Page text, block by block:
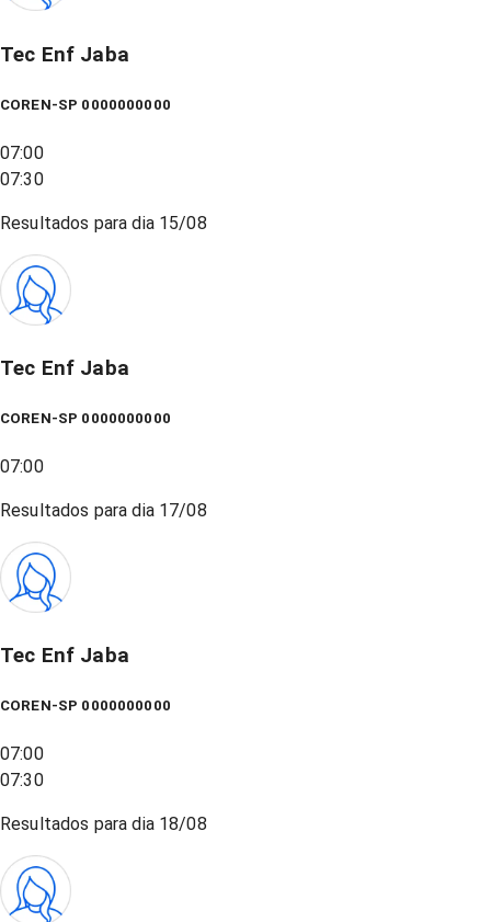
Tec Enf Jaba
COREN-SP 0000000000
07:00
07:30
Resultados para dia 15/08
Tec Enf Jaba
COREN-SP 0000000000
07:00
Resultados para dia 17/08
Tec Enf Jaba
COREN-SP 0000000000
07:00
07:30
Resultados para dia 18/08